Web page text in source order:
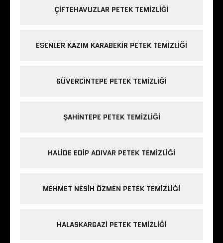
ÇIFTEHAVUZLAR PETEK TEMIZLIĞI
ESENLER KAZIM KARABEKIR PETEK TEMIZLIĞI
GÜVERCINTEPE PETEK TEMIZLIĞI
ŞAHINTEPE PETEK TEMIZLIĞI
HALIDE EDIP ADIVAR PETEK TEMIZLIĞI
MEHMET NESIH ÖZMEN PETEK TEMIZLIĞI
HALASKARGAZI PETEK TEMIZLIĞI